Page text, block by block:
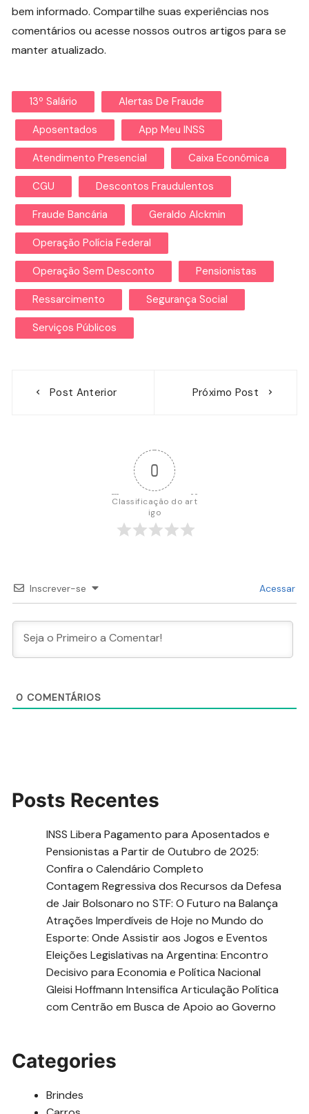
bem informado. Compartilhe suas experiências nos
comentários ou acesse nossos outros artigos para se
manter atualizado.
13º Salário Alertas De Fraude
Aposentados App Meu INSS
Atendimento Presencial Caixa Econômica
CGU Descontos Fraudulentos
Fraude Bancária Geraldo Alckmin
Operação Polícia Federal
Operação Sem Desconto Pensionistas
Ressarcimento Segurança Social
Serviços Públicos
Post Anterior Próximo Post
0
Classificação do art
igo
Inscrever-se Acessar
0 COMENTÁRIOS
Posts Recentes
INSS Libera Pagamento para Aposentados e
Pensionistas a Partir de Outubro de 2025:
Confira o Calendário Completo
Contagem Regressiva dos Recursos da Defesa
de Jair Bolsonaro no STF: O Futuro na Balança
Atrações Imperdíveis de Hoje no Mundo do
Esporte: Onde Assistir aos Jogos e Eventos
Eleições Legislativas na Argentina: Encontro
Decisivo para Economia e Política Nacional
Gleisi Hoffmann Intensifica Articulação Política
com Centrão em Busca de Apoio ao Governo
Categories
Brindes